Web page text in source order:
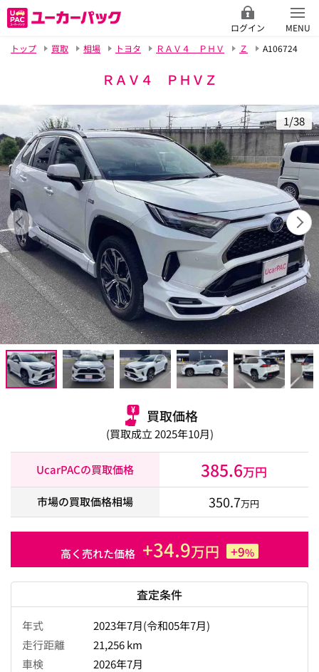
ログイン
MENU
トップ
買取 相場 トヨタ ＲＡＶ４ ＰＨＶ Ｚ A106724
ＲＡＶ４ ＰＨＶＺ
1/38
買取価格
(買取成立 2025年10月)
UcarPACの買取価格 385.6万円
市場の買取価格相場 350.7万円
高く売れた価格 +34.9万円 +9%
査定条件
年式
2023年7月(令和05年7月)
走行距離
21,256 km
車検
2026年7月